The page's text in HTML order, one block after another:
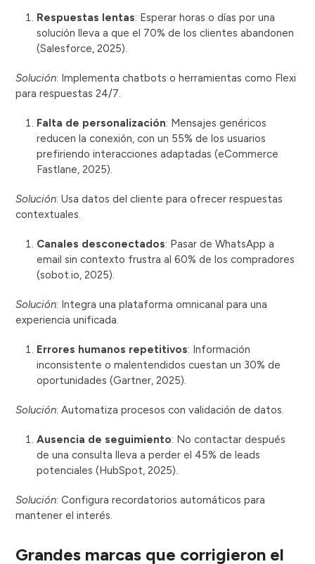
Respuestas lentas: Esperar horas o días por una
solución lleva a que el 70% de los clientes abandonen
(Salesforce, 2025).
Solución: Implementa chatbots o herramientas como Flexi
para respuestas 24/7.
Falta de personalización: Mensajes genéricos
reducen la conexión, con un 55% de los usuarios
prefiriendo interacciones adaptadas (eCommerce
Fastlane, 2025).
Solución: Usa datos del cliente para ofrecer respuestas
contextuales.
Canales desconectados: Pasar de WhatsApp a
email sin contexto frustra al 60% de los compradores
(sobot.io, 2025).
Solución: Integra una plataforma omnicanal para una
experiencia unificada.
Errores humanos repetitivos: Información
inconsistente o malentendidos cuestan un 30% de
oportunidades (Gartner, 2025).
Solución: Automatiza procesos con validación de datos.
Ausencia de seguimiento: No contactar después
de una consulta lleva a perder el 45% de leads
potenciales (HubSpot, 2025).
Solución: Configura recordatorios automáticos para
mantener el interés.
Grandes marcas que corrigieron el